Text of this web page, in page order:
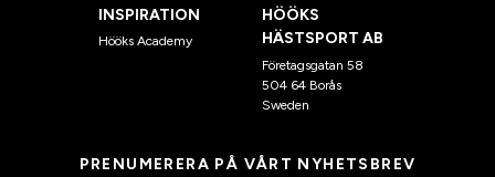
INSPIRATION
Hööks Academy
HÖÖKS
HÄSTSPORT AB
Företagsgatan 58
504 64 Borås
Sweden
PRENUMERERA PÅ VÅRT NYHETSBREV